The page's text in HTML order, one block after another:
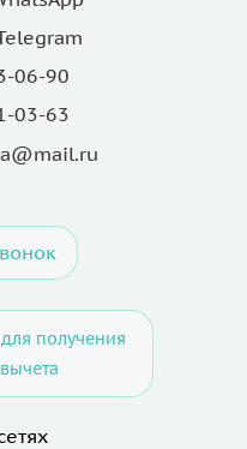
06-90
03-63
получения